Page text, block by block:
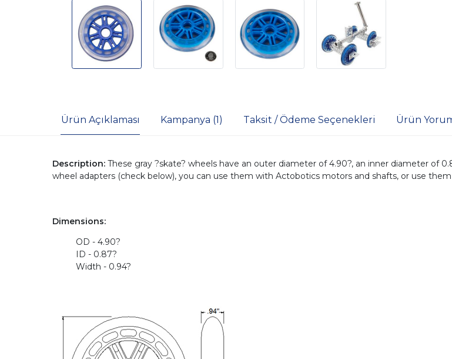
Ürün Açıklaması Kampanya (1) Taksit / Ödeme Seçenekleri Ürün
Description: These gray ?skate? wheels have an outer diameter of 4.90?, an inner diameter of
wheel adapters (check below), you can use them with Actobotics motors and shafts, or use
Dimensions:
OD - 4.90?
ID - 0.87?
Width - 0.94?